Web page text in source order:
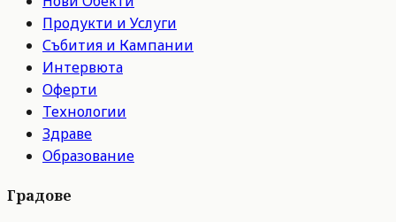
Продукти и Услуги
Събития и Кампании
Интервюта
Оферти
Технологии
Здраве
Образование
Градове